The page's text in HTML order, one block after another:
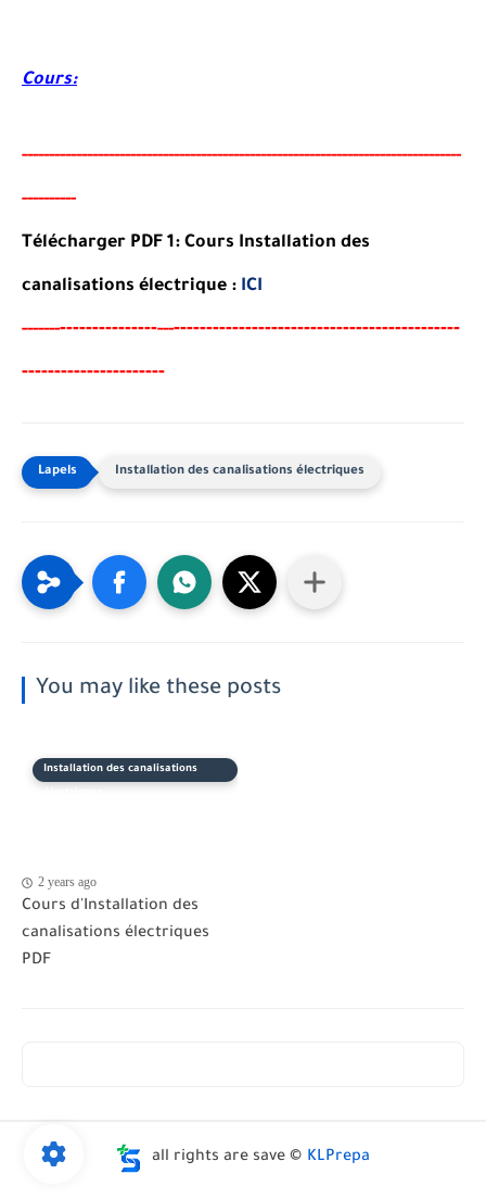
Cours:
---------------------------------------------------------------------------------
----------
Télécharger PDF 1: Cours Installation des
canalisations électrique : ICI
---------------------------------------------------------------------
----------------------
Installation des canalisations électriques
You may like these posts
Installation des canalisations
2 years ago
Cours d'Installation des
canalisations électriques
PDF
all rights are save © KLPrepa